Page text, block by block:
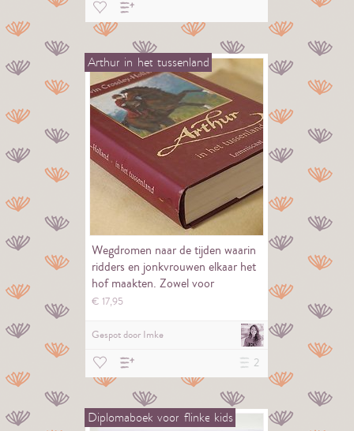
Arthur in het tussenland
Wegdromen naar de tijden waarin
ridders en jonkvrouwen elkaar het
hof maakten. Zowel voor
jongens…
€ 17,95
Gespot door Imke
2
Diplomaboek voor flinke kids